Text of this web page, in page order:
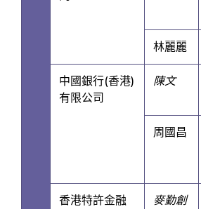
林麗麗
中國銀行(香港)
有限公司
陳文
周國昌
香港特許金融
麥勤創